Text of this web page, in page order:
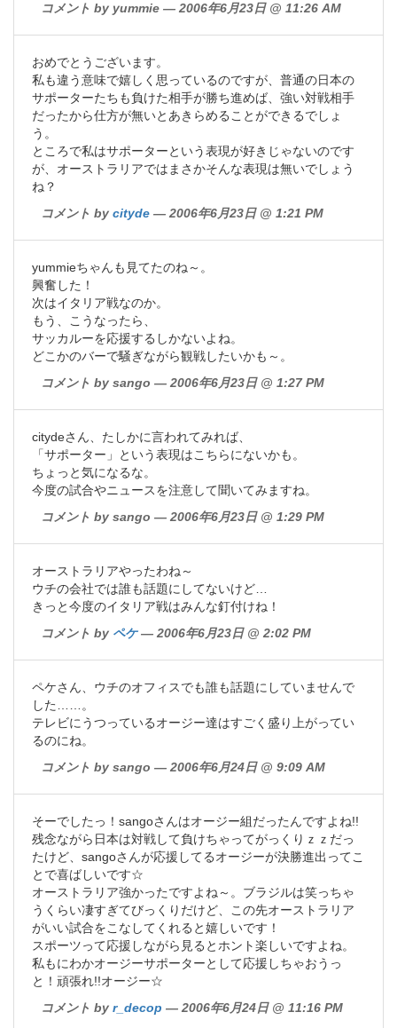
コメント by yummie — 2006年6月23日 @ 11:26 AM
おめでとうございます。
私も違う意味で嬉しく思っているのですが、普通の日本の
サポーターたちも負けた相手が勝ち進めば、強い対戦相手
だったから仕方が無いとあきらめることができるでしょ
う。
ところで私はサポーターという表現が好きじゃないのです
が、オーストラリアではまさかそんな表現は無いでしょう
ね？
コメント by cityde — 2006年6月23日 @ 1:21 PM
yummieちゃんも見てたのね～。
興奮した！
次はイタリア戦なのか。
もう、こうなったら、
サッカルーを応援するしかないよね。
どこかのバーで騒ぎながら観戦したいかも～。
コメント by sango — 2006年6月23日 @ 1:27 PM
citydeさん、たしかに言われてみれば、
「サポーター」という表現はこちらにないかも。
ちょっと気になるな。
今度の試合やニュースを注意して聞いてみますね。
コメント by sango — 2006年6月23日 @ 1:29 PM
オーストラリアやったわね～
ウチの会社では誰も話題にしてないけど…
きっと今度のイタリア戦はみんな釘付けね！
コメント by ペケ— 2006年6月23日 @ 2:02 PM
ペケさん、ウチのオフィスでも誰も話題にしていませんで
した……。
テレビにうつっているオージー達はすごく盛り上がってい
るのにね。
コメント by sango — 2006年6月24日 @ 9:09 AM
そーでしたっ！sangoさんはオージー組だったんですよね!!
残念ながら日本は対戦して負けちゃってがっくりｚｚだっ
たけど、sangoさんが応援してるオージーが決勝進出ってこ
とで喜ばしいです☆
オーストラリア強かったですよね～。ブラジルは笑っちゃ
うくらい凄すぎてびっくりだけど、この先オーストラリア
がいい試合をこなしてくれると嬉しいです！
スポーツって応援しながら見るとホント楽しいですよね。
私もにわかオージーサポーターとして応援しちゃおうっ
と！頑張れ!!オージー☆
コメント by r_decop — 2006年6月24日 @ 11:16 PM